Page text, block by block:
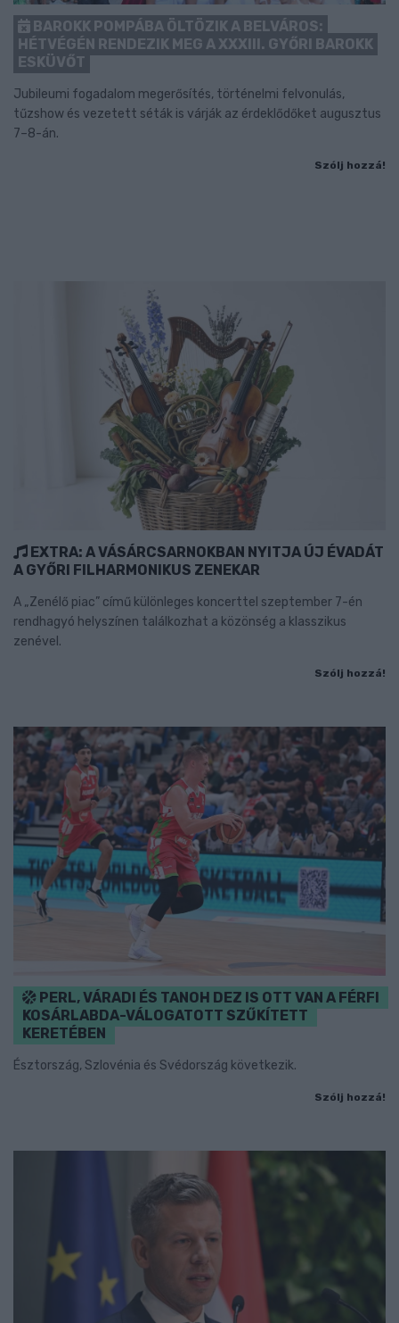
BAROKK POMPÁBA ÖLTÖZIK A BELVÁROS:
HÉTVÉGÉN RENDEZIK MEG A XXXIII. GYŐRI BAROKK
ESKÜVŐT
Jubileumi fogadalom megerősítés, történelmi felvonulás,
tűzshow és vezetett séták is várják az érdeklődőket augusztus
7–8-án.
Szólj hozzá!
EXTRA: A VÁSÁRCSARNOKBAN NYITJA ÚJ ÉVADÁT
A GYŐRI FILHARMONIKUS ZENEKAR
A „Zenélő piac” című különleges koncerttel szeptember 7-én
rendhagyó helyszínen találkozhat a közönség a klasszikus
zenével.
Szólj hozzá!
PERL, VÁRADI ÉS TANOH DEZ IS OTT VAN A FÉRFI
KOSÁRLABDA-VÁLOGATOTT SZŰKÍTETT
KERETÉBEN
Észtország, Szlovénia és Svédország következik.
Szólj hozzá!